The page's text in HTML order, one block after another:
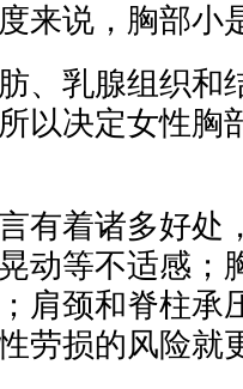
来说，胸部小
、乳腺组织和
以决定女性胸
有着诸多好处
动等不适感；
肩颈和脊柱承
劳损的风险就